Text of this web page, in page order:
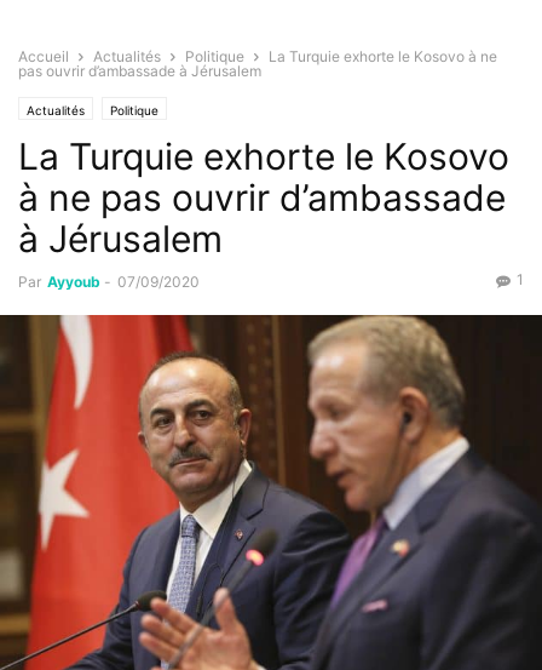
Accueil Actualités Politique
La Turquie exhorte le Kosovo à ne
pas ouvrir d’ambassade à Jérusalem
Actualités Politique
La Turquie exhorte le Kosovo
à ne pas ouvrir d’ambassade
à Jérusalem
Par Ayyoub - 07/09/2020 1